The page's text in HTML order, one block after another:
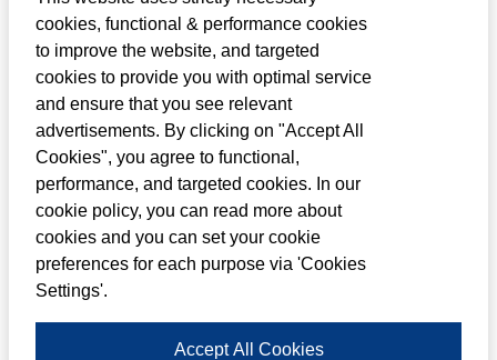
Louwman Group en Auto Drenthe Groep
hebben de intentie tot een verregaande
samenwerking. Per 1 februari 2023
bundelen beide organisaties de krachten
in de nieuwe ADG (Auto Drenthe
Groningen) Groep.
De samenwerking past volledig in de
groeiambities van Toyota Nederland
(Louwman & Parqui), Suzuki (B.V. Nimag) en
cookies, functional & performance cookies
to improve the website, and targeted
cookies to provide you with optimal service
and ensure that you see relevant
advertisements. By clicking on "Accept All
Cookies", you agree to functional,
performance, and targeted cookies. In our
cookie policy, you can read more about
cookies and you can set your cookie
preferences for each purpose via 'Cookies
Settings'.
Accept All Cookies